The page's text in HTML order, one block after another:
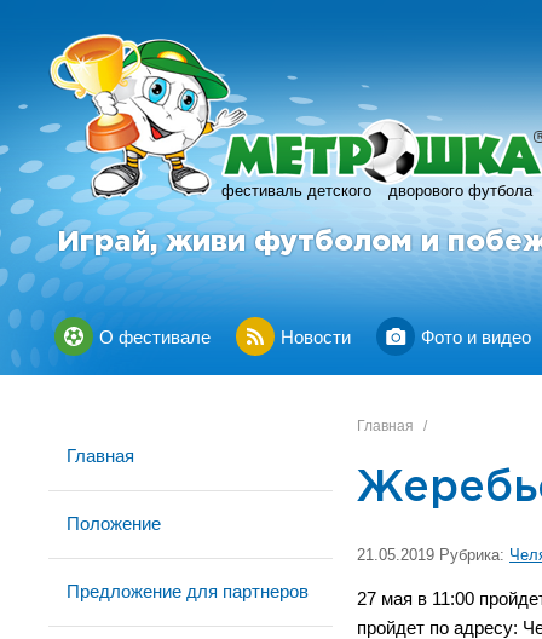
фестиваль детского дворового футбола
R
Играй, живи футболом и
О фестивале Новости Фото и видео
Главная
Положение
Предложение для партнеров
Главная /
21.05.2019 Рубрика:
27 мая в 11:00
пройдет по адресу: